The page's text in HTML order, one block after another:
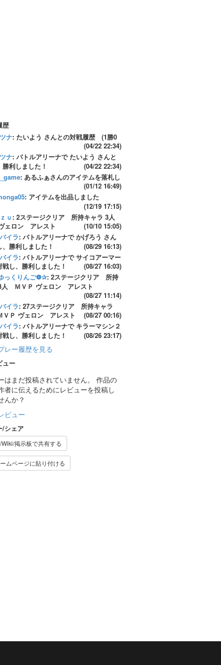
歴
ナ: たいよう さんとの対戦履歴 (1勝0
(04/22 22:34)
ナ: バトルアリーナで たいよう さんと
利しました！
(04/22 22:34)
: あるふぁさんのアイテムを落札し
(01/12 16:49)
: アイテムを出品しました
(12/19 17:15)
ｕ : 2ステージクリア 所持キャラ 3人
ェロン アレスト
(10/10 15:05)
イラ: バトルアリーナで かげろう さん
、勝利しました！
(08/29 16:13)
イラ: バトルアリーナで サイコアーマー
戦し、勝利しました！
(08/27 16:03)
っくりんご❁✰: 2ステージクリア 所持
人 ＭＶＰ ヴェロン アレスト
(08/27 11:14)
イラ: 27ステージクリア 所持キャラ
Ｐ ヴェロン アレスト
(08/27 00:16)
イラ: バトルアリーナで キラーマシン２
戦し、勝利しました！
(08/26 23:17)
レー履歴を見る
ュー
はまだ投稿されていません。 作品の
者に伝えるためにレビューを投稿し
んか？
ビュー
/シェア
Wiki/掲示板で共有する
ムページに貼り付ける